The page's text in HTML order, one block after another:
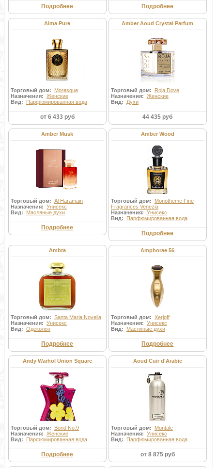
Подробнее Подробнее
Alma Pure
Торговый дом: Moresque
Назначения: Женские
Вид: Парфюмированная вода
от 6 433 руб
Amber Aoud Crystal Parfum
Торговый дом: Roja Dove
Назначения: Женские
Вид: Духи
44 435 руб
Amber Musk
Торговый дом: Al Haramain
Назначения: Унисекс
Вид: Масляные духи
Подробнее
Amber Wood
Торговый дом: Monotheme Fine
Fragrances Venezia
Назначения: Унисекс
Вид: Парфюмированная вода
Подробнее
Ambra
Торговый дом: Santa Maria Novella
Назначения: Унисекс
Вид: Одеколон
Подробнее
Amphorae 56
Торговый дом: Xerjoff
Назначения: Унисекс
Вид: Масляные духи
Подробнее
Andy Warhol Union Square
Торговый дом: Bond No.9
Назначения: Женские
Вид: Парфюмированная вода
Подробнее
Aoud Cuir d'Arabie
Торговый дом: Montale
Назначения: Унисекс
Вид: Парфюмированная вода
от 8 875 руб